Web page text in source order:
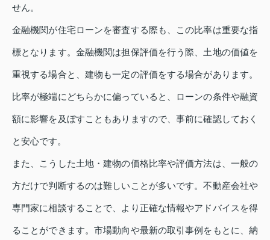
せん。
金融機関が住宅ローンを審査する際も、この比率は重要な指
標となります。金融機関は担保評価を行う際、土地の価値を
重視する場合と、建物も一定の評価をする場合があります。
比率が極端にどちらかに偏っていると、ローンの条件や融資
額に影響を及ぼすこともありますので、事前に確認しておく
と安心です。
また、こうした土地・建物の価格比率や評価方法は、一般の
方だけで判断するのは難しいことが多いです。不動産会社や
専門家に相談することで、より正確な情報やアドバイスを得
ることができます。市場動向や最新の取引事例をもとに、納